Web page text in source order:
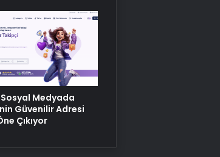
Süreçlerinizi Daha
Medyada
Güvenilir Adresi
Çıkıyor